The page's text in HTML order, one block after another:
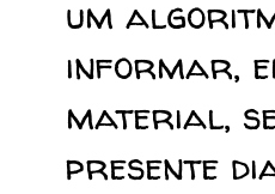
um
informar,
material,
presente